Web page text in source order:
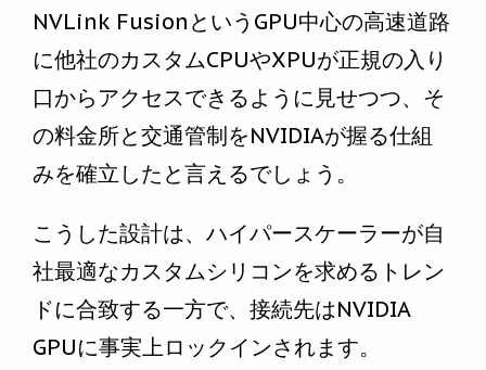
NVLink FusionというGPU中心の高速道路
に他社のカスタムCPUやXPUが正規の入り
口からアクセスできるように見せつつ、そ
の料金所と交通管制をNVIDIAが握る仕組
みを確立したと言えるでしょう。
こうした設計は、ハイパースケーラーが自
社最適なカスタムシリコンを求めるトレン
ドに合致する一方で、接続先はNVIDIA
GPUに事実上ロックインされます。